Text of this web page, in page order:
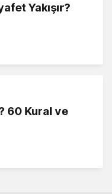
Yakışır?
60 Kural ve